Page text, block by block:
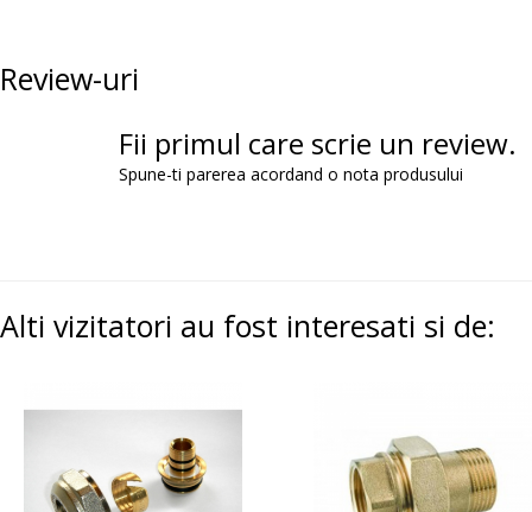
Review-uri
Fii primul care scrie un review.
Spune-ti parerea acordand o nota produsului
Alti vizitatori au fost interesati si de: